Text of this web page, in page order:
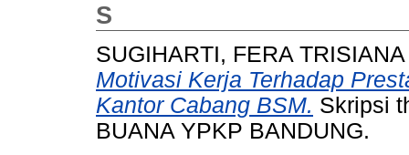
S
SUGIHARTI, FERA TRISIANA
Motivasi Kerja Terhadap
Kantor Cabang BSM. Skripsi
BUANA YPKP BANDUNG.